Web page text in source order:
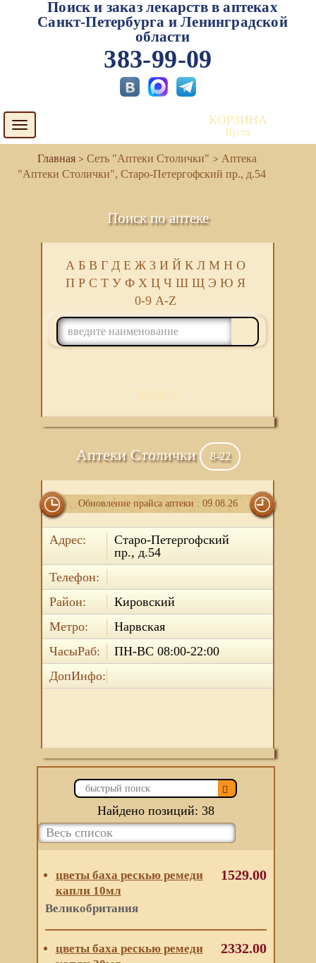
Поиск и заказ лекарств в аптеках
Санкт-Петербурга и Ленинградской
области
383-99-09
Toggle
navigation
КОРЗИНА
Пуста
Сеть "Аптеки Столички"
Аптека
"Аптеки Столички", Старо-Петергофский пр., д.54
Поиск по аптеке
А Б В Г Д Е Ж З И Й К Л М Н О
П Р С Т У Ф Х Ц Ч Ш Щ Э Ю Я
0-9 A-Z
ПОИСК
Аптеки Столички 8-22
Обновление прайса аптеки : 09.08.26
Адрес:
Старо-Петергофский
пр., д.54
Телефон:
Район:
Кировский
Метро:
Нарвская
ЧасыРаб:
ПН-ВС 08:00-22:00
ДопИнфо:
Найдено позиций: 38
цветы баха рескью ремеди
капли 10мл
Великобритания
1529.00
цветы баха рескью ремеди
2332.00